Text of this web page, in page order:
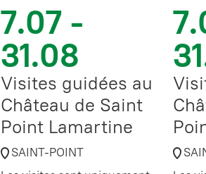
7.07 -
31.08
Visites guidées au
Château de Saint
Point Lamartine
SAINT-POINT